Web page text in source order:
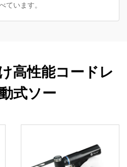
ています。
高性能コードレ
式ソー